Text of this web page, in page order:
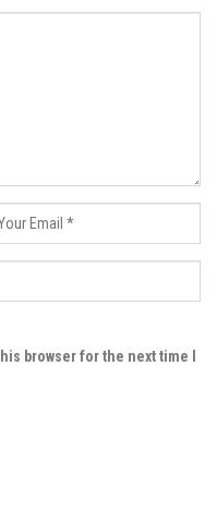
browser for the next time I